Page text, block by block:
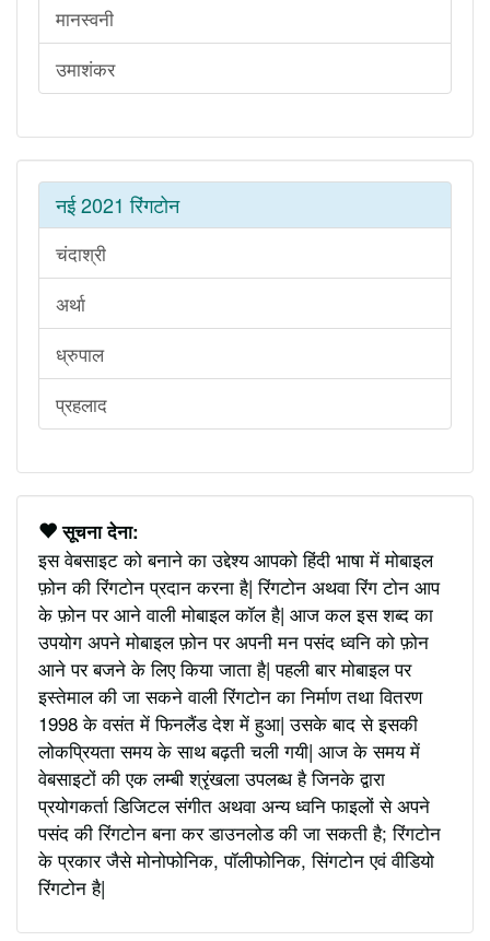
मानस्वनी
उमाशंकर
नई 2021 रिंगटोन
चंदाश्री
अर्था
ध्रुपाल
प्रहलाद
सूचना देना:
इस वेबसाइट को बनाने का उद्देश्य आपको हिंदी भाषा में मोबाइल
फ़ोन की रिंगटोन प्रदान करना है| रिंगटोन अथवा रिंग टोन आप
के फ़ोन पर आने वाली मोबाइल कॉल है| आज कल इस शब्द का
उपयोग अपने मोबाइल फ़ोन पर अपनी मन पसंद ध्वनि को फ़ोन
आने पर बजने के लिए किया जाता है| पहली बार मोबाइल पर
इस्तेमाल की जा सकने वाली रिंगटोन का निर्माण तथा वितरण
1998 के वसंत में फिनलैंड देश में हुआ| उसके बाद से इसकी
लोकप्रियता समय के साथ बढ़ती चली गयी| आज के समय में
वेबसाइटों की एक लम्बी श्रृंखला उपलब्ध है जिनके द्वारा
प्रयोगकर्ता डिजिटल संगीत अथवा अन्य ध्वनि फाइलों से अपने
पसंद की रिंगटोन बना कर डाउनलोड की जा सकती है; रिंगटोन
के प्रकार जैसे मोनोफोनिक, पॉलीफोनिक, सिंगटोन एवं वीडियो
रिंगटोन है|